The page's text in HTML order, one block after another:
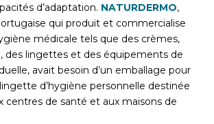
d’adaptation. NATURDERMO,
qui produit et commercialise
médicale tels que des crèmes,
des lingettes et des équipements de
avait besoin d’un emballage pour
d’hygiène personnelle destinée
centres de santé et aux maisons de